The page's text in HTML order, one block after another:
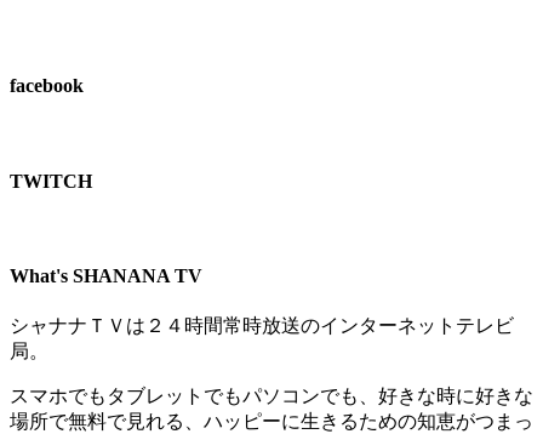
facebook
TWITCH​
What's SHANANA TV
シャナナＴＶは２４時間常時放送のインターネットテレビ
局。
スマホでもタブレットでもパソコンでも、好きな時に好きな
場所で無料で見れる、 ハッピーに生きるための知恵がつまっ